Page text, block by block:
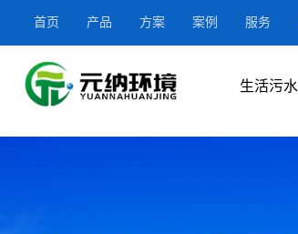
首页 产品 方案 案例 服务
生活污水